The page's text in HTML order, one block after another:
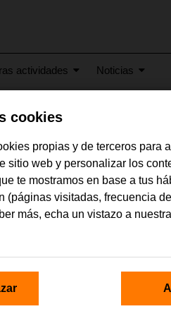
actividades Noticias
finalista en
reconocida como Finalista en los V
CTIC con la colaboración del
la página web de la Asociación
cookies
propias y de terceros para
sitio web y personalizar los
te mostramos en base a tus
(páginas visitadas, frecuencia
más, echa un vistazo a nuestra